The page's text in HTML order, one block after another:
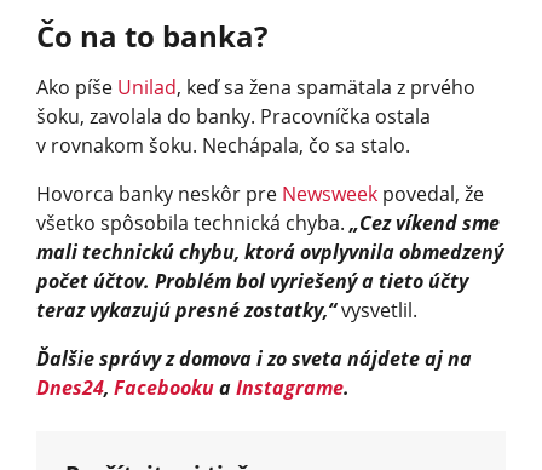
Čo na to banka?
Ako píše Unilad, keď sa žena spamätala z prvého
šoku, zavolala do banky. Pracovníčka ostala
v rovnakom šoku. Nechápala, čo sa stalo.
Hovorca banky neskôr pre Newsweek povedal, že
všetko spôsobila technická chyba. „Cez víkend sme
mali technickú chybu, ktorá ovplyvnila obmedzený
počet účtov. Problém bol vyriešený a tieto účty
teraz vykazujú presné zostatky,“vysvetlil.
Ďalšie správy z domova i zo sveta nájdete aj na
Dnes24, FacebookuaInstagrame.